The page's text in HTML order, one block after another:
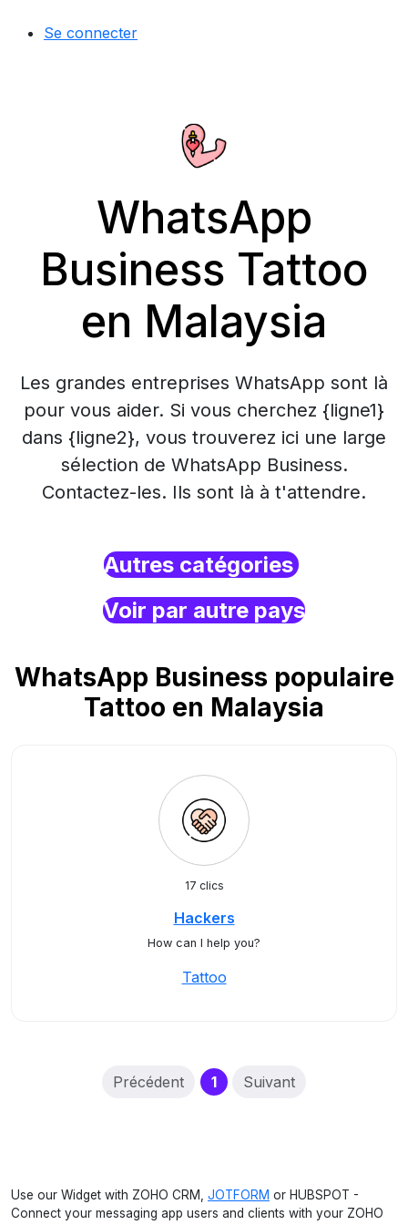
Se connecter
WhatsApp
Business Tattoo
en Malaysia
Les grandes entreprises WhatsApp sont là
pour vous aider. Si vous cherchez {ligne1}
dans {ligne2}, vous trouverez ici une large
sélection de WhatsApp Business.
Contactez-les. Ils sont là à t'attendre.
Autres catégories
Voir par autre pays
WhatsApp Business populaire
Tattoo en Malaysia
17 clics
Hackers
How can I help you?
Tattoo
Précédent 1(current)
Suivant
Use our Widget with ZOHO CRM, JOTFORM or HUBSPOT -
Connect your messaging app users and clients with your ZOHO